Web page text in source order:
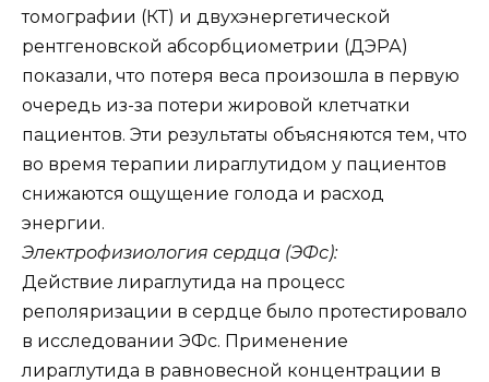
томографии (КТ) и двухэнергетической
рентгеновской абсорбциометрии (ДЭРА)
показали, что потеря веса произошла в первую
очередь из-за потери жировой клетчатки
пациентов. Эти результаты объясняются тем, что
во время терапии лираглутидом у пациентов
снижаются ощущение голода и расход
энергии.
Электрофизиология сердца (ЭФс):
Действие лираглутида на процесс
реполяризации в сердце было протестировало
в исследовании ЭФс. Применение
лираглутида в равновесной концентрации в